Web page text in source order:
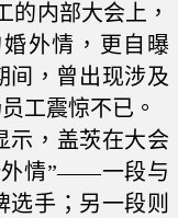
的内部大会上，
外情，更自曝
间，曾出现涉及
工震惊不已。
示，盖茨在大会
外情”——一段与
选手；另一段则